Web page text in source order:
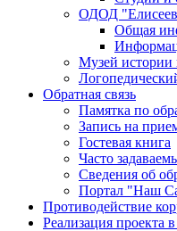
ОДОД
Общая
Музей истории
Обратная связь
Памятка по
Запись на
Гостевая книга
Часто
Сведения об
Портал "Наш
Противодействие
Реализация проекта